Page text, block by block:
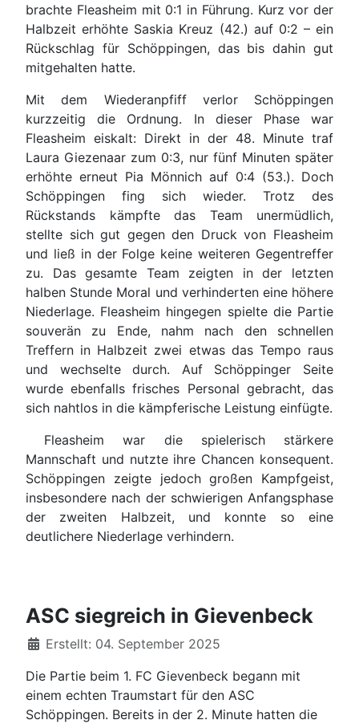
brachte Fleasheim mit 0:1 in Führung. Kurz vor der
Halbzeit erhöhte Saskia Kreuz (42.) auf 0:2 – ein
Rückschlag für Schöppingen, das bis dahin gut
mitgehalten hatte.
Mit dem Wiederanpfiff verlor Schöppingen
kurzzeitig die Ordnung. In dieser Phase war
Fleasheim eiskalt: Direkt in der 48. Minute traf
Laura Giezenaar zum 0:3, nur fünf Minuten später
erhöhte erneut Pia Mönnich auf 0:4 (53.). Doch
Schöppingen fing sich wieder. Trotz des
Rückstands kämpfte das Team unermüdlich,
stellte sich gut gegen den Druck von Fleasheim
und ließ in der Folge keine weiteren Gegentreffer
zu. Das gesamte Team zeigten in der letzten
halben Stunde Moral und verhinderten eine höhere
Niederlage. Fleasheim hingegen spielte die Partie
souverän zu Ende, nahm nach den schnellen
Treffern in Halbzeit zwei etwas das Tempo raus
und wechselte durch. Auf Schöppinger Seite
wurde ebenfalls frisches Personal gebracht, das
sich nahtlos in die kämpferische Leistung einfügte.
Fleasheim war die spielerisch stärkere
Mannschaft und nutzte ihre Chancen konsequent.
Schöppingen zeigte jedoch großen Kampfgeist,
insbesondere nach der schwierigen Anfangsphase
der zweiten Halbzeit, und konnte so eine
deutlichere Niederlage verhindern.
ASC siegreich in Gievenbeck
DetailsErstellt: 04. September 2025
Die Partie beim 1. FC Gievenbeck begann mit
einem echten Traumstart für den ASC
Schöppingen. Bereits in der 2. Minute hatten die